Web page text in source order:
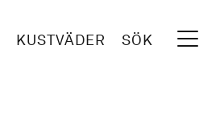
KUSTVÄDER SÖK